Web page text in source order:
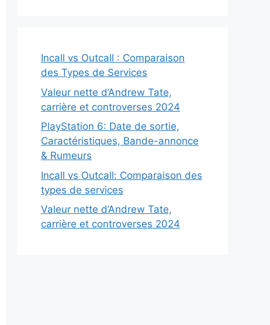
Incall vs Outcall : Comparaison
des Types de Services
Valeur nette d’Andrew Tate,
carrière et controverses 2024
PlayStation 6: Date de sortie,
Caractéristiques, Bande-annonce
& Rumeurs
Incall vs Outcall: Comparaison des
types de services
Valeur nette d’Andrew Tate,
carrière et controverses 2024